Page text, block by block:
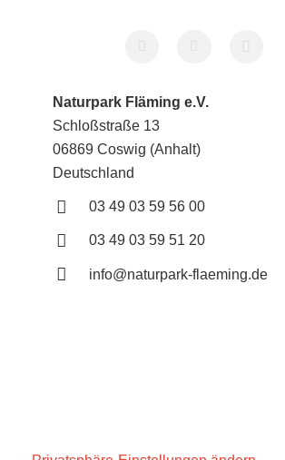
Naturpark Fläming e.V.
Schloßstraße 13
06869 Coswig (Anhalt)
Deutschland
03 49 03 59 56 00
03 49 03 59 51 20
info@naturpark-flaeming.de